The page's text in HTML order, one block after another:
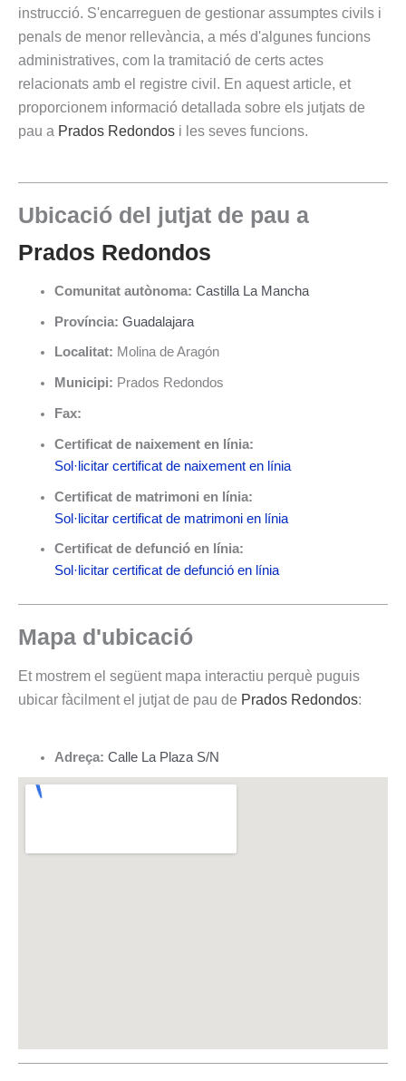
instrucció. S'encarreguen de gestionar assumptes civils i
penals de menor rellevància, a més d'algunes funcions
administratives, com la tramitació de certs actes
relacionats amb el registre civil. En aquest article, et
proporcionem informació detallada sobre els jutjats de
pau a Prados Redondos i les seves funcions.
Ubicació del jutjat de pau a
Prados Redondos
Comunitat autònoma: Castilla La Mancha
Província: Guadalajara
Localitat: Molina de Aragón
Municipi: Prados Redondos
Fax:
Certificat de naixement en línia:
Sol·licitar certificat de naixement en línia
Certificat de matrimoni en línia:
Sol·licitar certificat de matrimoni en línia
Certificat de defunció en línia:
Sol·licitar certificat de defunció en línia
Mapa d'ubicació
Et mostrem el següent mapa interactiu perquè puguis
ubicar fàcilment el jutjat de pau de Prados Redondos:
Adreça: Calle La Plaza S/N